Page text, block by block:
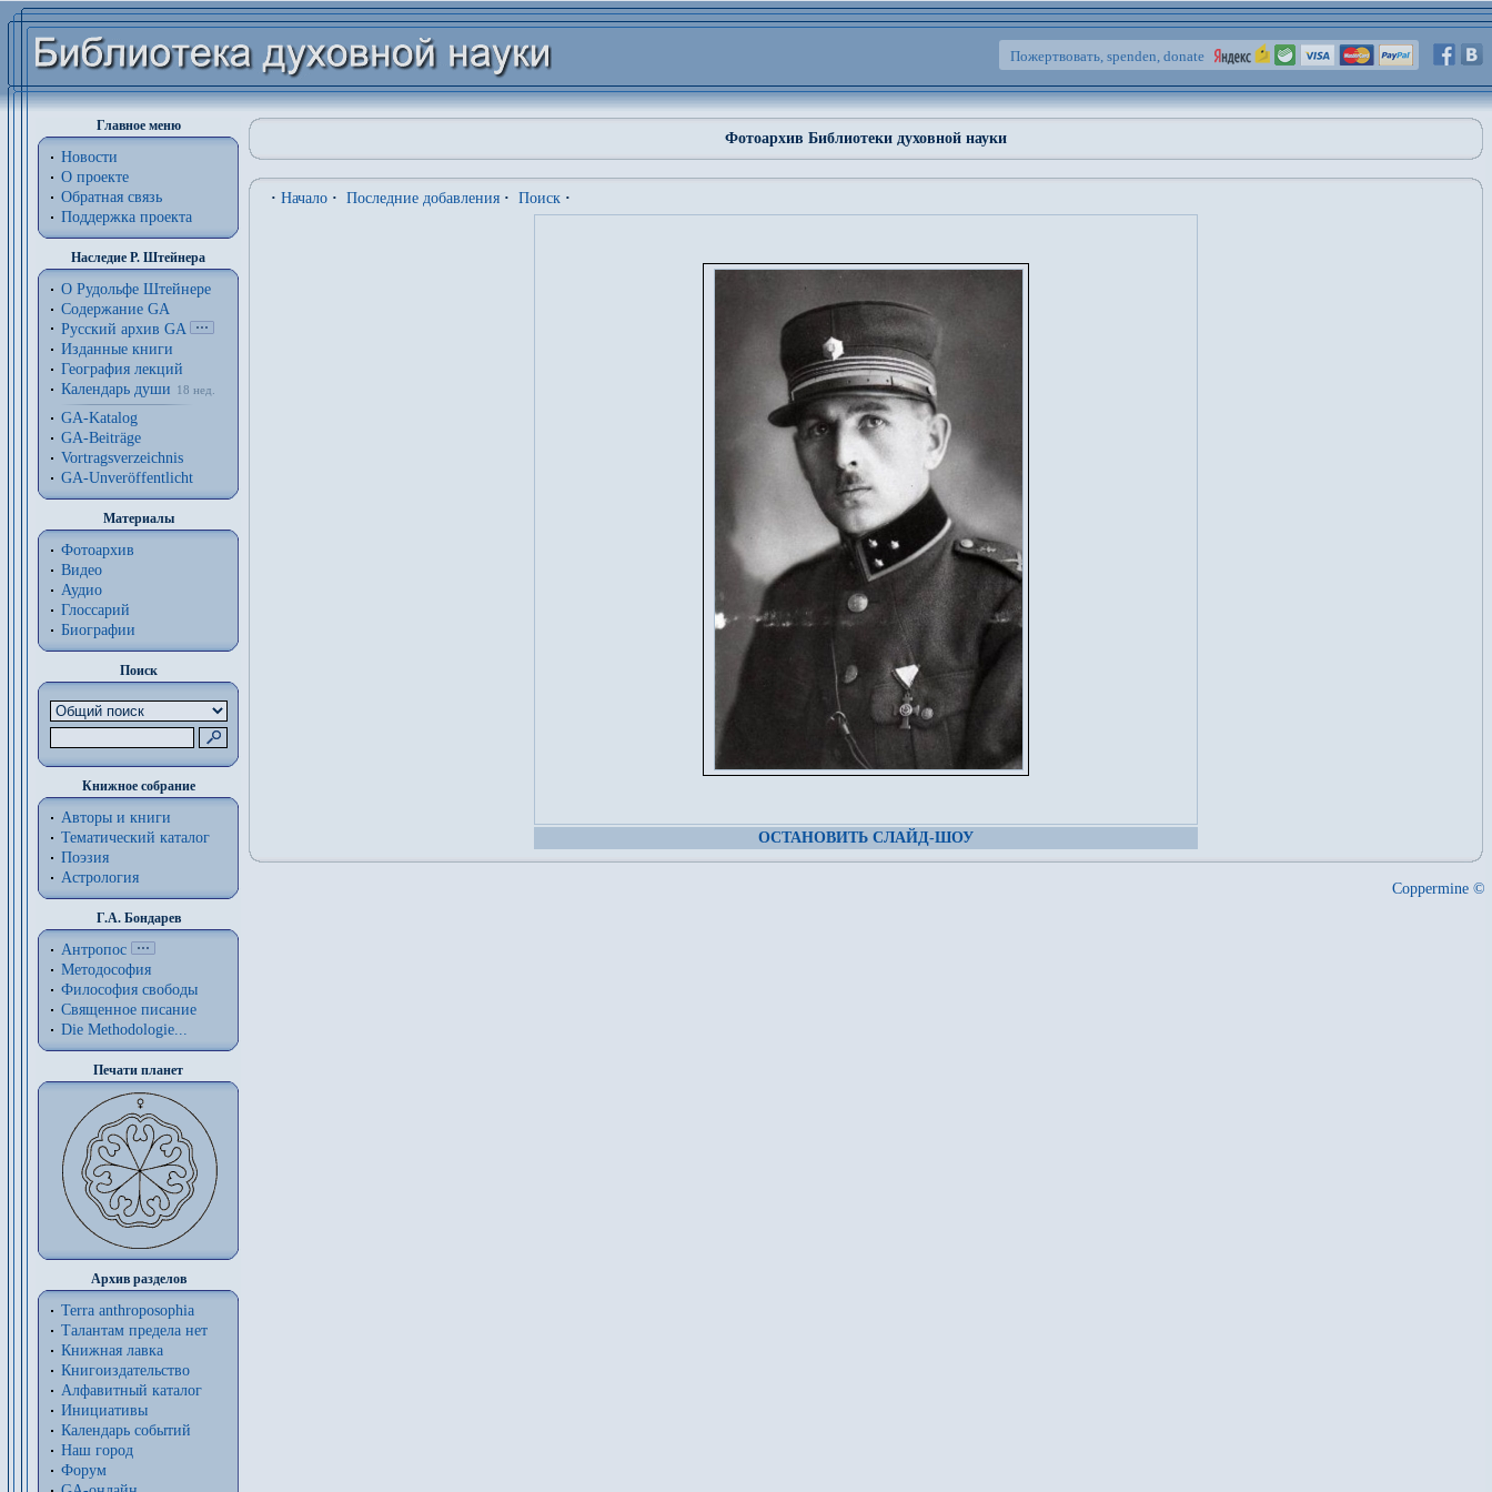
Пожертвовать, spenden, donate
Главное меню
Новости
О проекте
Обратная связь
Поддержка проекта
Наследие Р. Штейнера
О Рудольфе Штейнере
Содержание GA
Русский архив GA
Изданные книги
География лекций
Календарь души
18 нед.
GA-Katalog
GA-Beiträge
Vortragsverzeichnis
GA-Unveröffentlicht
Материалы
Фотоархив
Видео
Аудио
Глоссарий
Биографии
Поиск
Книжное собрание
Авторы и книги
Тематический каталог
Поэзия
Астрология
Г.А. Бондарев
Антропос
Методософия
Философия cвободы
Священное писание
Die Methodologie...
Печати планет
Архив разделов
Terra anthroposophia
Талантам предела нет
Книжная лавка
Книгоиздательство
Алфавитный каталог
Инициативы
Календарь событий
Наш город
Форум
Фотоархив Библиотеки духовной науки
· Начало · Последние добавления · Поиск ·
ОСТАНОВИТЬ СЛАЙД-ШОУ
Coppermine ©